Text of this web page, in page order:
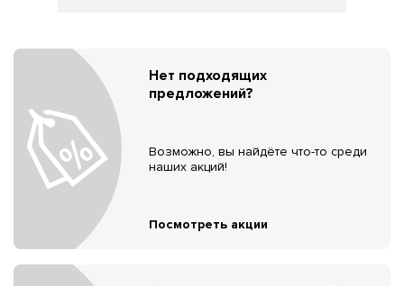
Нет подходящих
предложений?
Возможно, вы найдёте что-то среди
наших акций!
Посмотреть акции